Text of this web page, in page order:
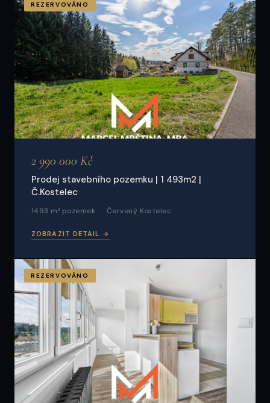
REZERVOVÁNO
2 990 000 Kč
Prodej stavebního pozemku | 1 493m2 |
Č.Kostelec
1493 m² pozemek Červený Kostelec
ZOBRAZIT DETAIL →
REZERVOVÁNO